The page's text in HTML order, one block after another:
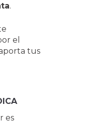
.
el
tus
es